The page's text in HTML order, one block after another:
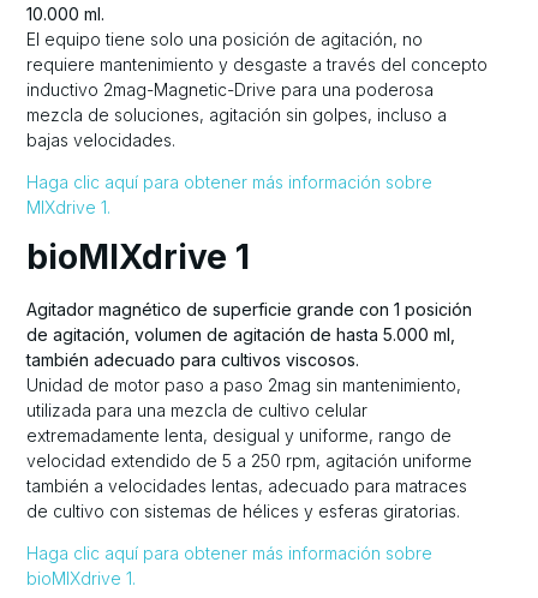
10.000 ml.
El equipo tiene solo una posición de agitación, no
requiere mantenimiento y desgaste a través del concepto
inductivo 2mag-Magnetic-Drive para una poderosa
mezcla de soluciones, agitación sin golpes, incluso a
bajas velocidades.
Haga clic aquí para obtener más información sobre
MIXdrive 1.
bioMIXdrive 1
Agitador magnético de superficie grande con 1 posición
de agitación, volumen de agitación de hasta 5.000 ml,
también adecuado para cultivos viscosos.
Unidad de motor paso a paso 2mag sin mantenimiento,
utilizada para una mezcla de cultivo celular
extremadamente lenta, desigual y uniforme, rango de
velocidad extendido de 5 a 250 rpm, agitación uniforme
también a velocidades lentas, adecuado para matraces
de cultivo con sistemas de hélices y esferas giratorias.
Haga clic aquí para obtener más información sobre
bioMIXdrive 1.